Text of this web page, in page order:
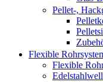
Pellet-,
Flexible
Flexible